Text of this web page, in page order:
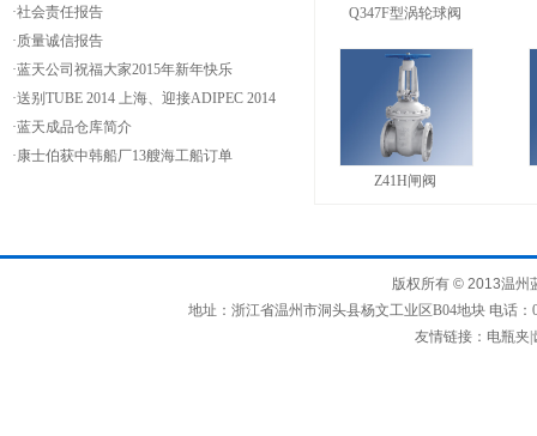
·社会责任报告
·质量诚信报告
·蓝天公司祝福大家2015年新年快乐
·送别TUBE 2014 上海、迎接ADIPEC 2014
阿布扎比
·蓝天成品仓库简介
·康士伯获中韩船厂13艘海工船订单
Q347F型涡轮球阀
Z41H闸阀
版权所有 © 2013温州
地址：浙江省温州市洞头县杨文工业区B04地块 电话：
友情链接： 电瓶夹